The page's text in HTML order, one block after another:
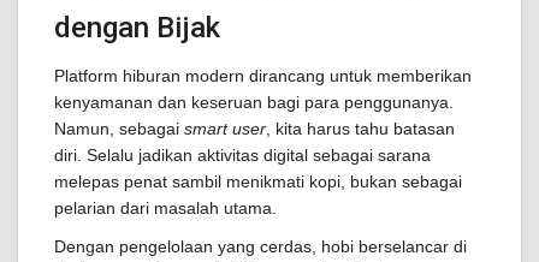
dengan Bijak
Platform hiburan modern dirancang untuk memberikan
kenyamanan dan keseruan bagi para penggunanya.
Namun, sebagai smart user , kita harus tahu batasan
diri. Selalu jadikan aktivitas digital sebagai sarana
melepas penat sambil menikmati kopi, bukan sebagai
pelarian dari masalah utama.
Dengan pengelolaan yang cerdas, hobi berselancar di